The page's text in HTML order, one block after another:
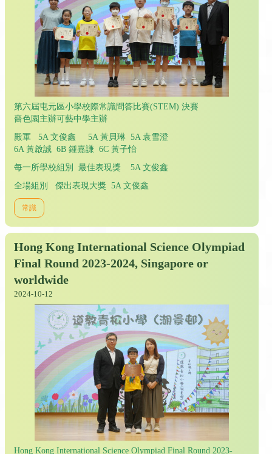
第六屆屯元區小學校際常識問答比賽(STEM) 決賽
嗇色園主辦可藝中學主辦
殿軍 5A 文俊鑫 5A 黃貝琳 5A 袁雪澄
6A 黃啟誠 6B 鍾嘉謙 6C 黃子怡
每一所學校組別 最佳表現獎 5A 文俊鑫
全場組別 傑出表現大獎 5A 文俊鑫
常識
Hong Kong International Science Olympiad
Final Round 2023-2024, Singapore or
worldwide
2024-10-12
Hong Kong International Science Olympiad Final Round 2023-